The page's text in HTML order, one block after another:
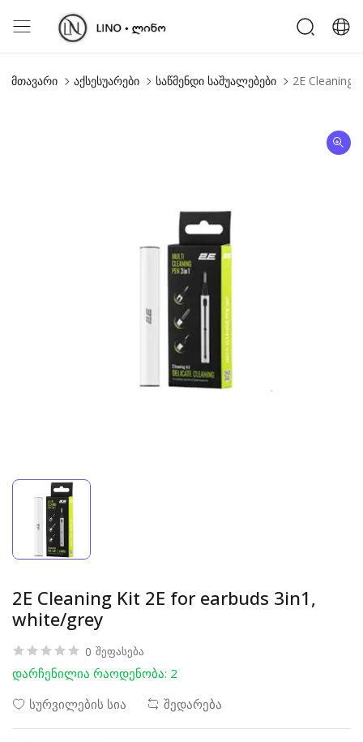
მთავარი აქსესუარები საწმენდი საშუალებები 2E Cleaning
2E Cleaning Kit 2E for earbuds 3in1,
white/grey
0 შეფასება
დარჩენილია რაოდენობა: 2
სურვილების სია
შედარება